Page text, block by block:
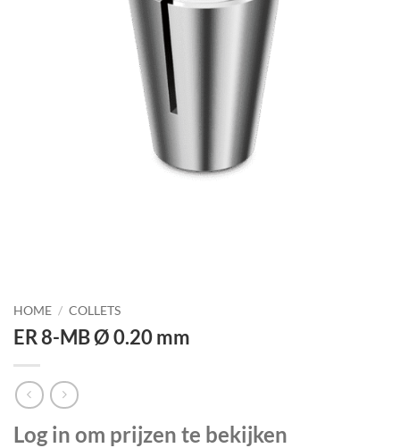
HOME / COLLETS
ER 8-MB Ø 0.20 mm
Log in om prijzen te bekijken